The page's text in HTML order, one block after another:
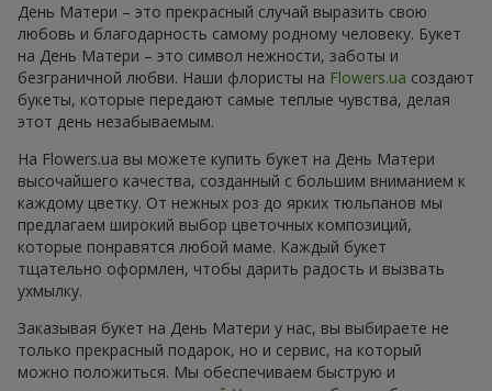
День Матери – это прекрасный случай выразить свою
любовь и благодарность самому родному человеку. Букет
на День Матери – это символ нежности, заботы и
безграничной любви. Наши флористы на Flowers.ua создают
букеты, которые передают самые теплые чувства, делая
этот день незабываемым.
На Flowers.ua вы можете купить букет на День Матери
высочайшего качества, созданный с большим вниманием к
каждому цветку. От нежных роз до ярких тюльпанов мы
предлагаем широкий выбор цветочных композиций,
которые понравятся любой маме. Каждый букет
тщательно оформлен, чтобы дарить радость и вызвать
ухмылку.
Заказывая букет на День Матери у нас, вы выбираете не
только прекрасный подарок, но и сервис, на который
можно положиться. Мы обеспечиваем быструю и